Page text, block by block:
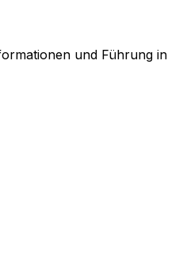
und Führung in